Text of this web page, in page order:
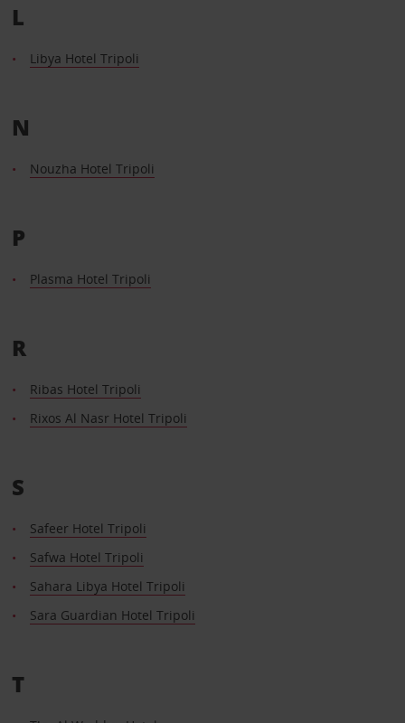
L
Libya Hotel Tripoli
N
Nouzha Hotel Tripoli
P
Plasma Hotel Tripoli
R
Ribas Hotel Tripoli
Rixos Al Nasr Hotel Tripoli
S
Safeer Hotel Tripoli
Safwa Hotel Tripoli
Sahara Libya Hotel Tripoli
Sara Guardian Hotel Tripoli
T